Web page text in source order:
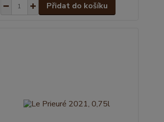
Přidat do košíku